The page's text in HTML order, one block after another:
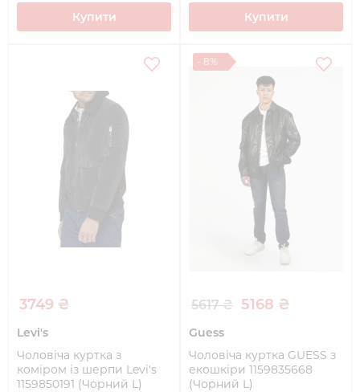
Купити Купити
3749 ₴
Levi's
Чоловіча куртка з
коміром із шерпи Levi's
1159850191 (Чорний L)
- 8%
5617 ₴ 5168 ₴
Guess
Чоловіча куртка GUESS з
екошкіри 1159835668
(Чорний L)